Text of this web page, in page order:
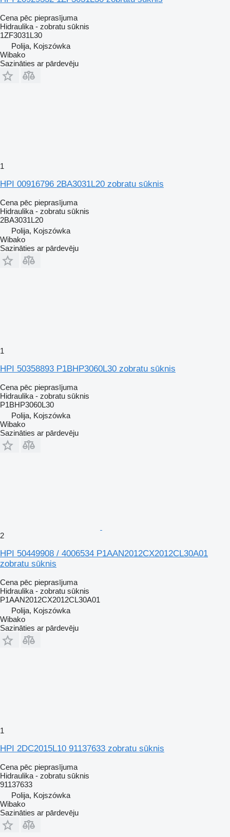
Cena pēc pieprasījuma
Hidraulika - zobratu sūknis
1ZF3031L30
Polija, Kojszówka
Wibako
Sazināties ar pārdevēju
1
HPI 00916796 2BA3031L20 zobratu sūknis
Cena pēc pieprasījuma
Hidraulika - zobratu sūknis
2BA3031L20
Polija, Kojszówka
Wibako
Sazināties ar pārdevēju
1
HPI 50358893 P1BHP3060L30 zobratu sūknis
Cena pēc pieprasījuma
Hidraulika - zobratu sūknis
P1BHP3060L30
Polija, Kojszówka
Wibako
Sazināties ar pārdevēju
2
HPI 50449908 / 4006534 P1AAN2012CX2012CL30A01
zobratu sūknis
Cena pēc pieprasījuma
Hidraulika - zobratu sūknis
P1AAN2012CX2012CL30A01
Polija, Kojszówka
Wibako
Sazināties ar pārdevēju
1
HPI 2DC2015L10 91137633 zobratu sūknis
Cena pēc pieprasījuma
Hidraulika - zobratu sūknis
91137633
Polija, Kojszówka
Wibako
Sazināties ar pārdevēju